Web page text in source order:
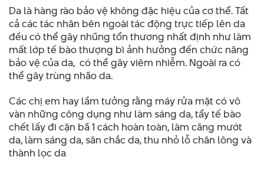
Da là hàng rào bảo vệ không đặc hiệu của cơ thể. Tất
cả các tác nhân bên ngoài tác động trực tiếp lên da
đều có thể gây nhũng tổn thương nhất định như làm
mất lớp tế bào thượng bì ảnh hưởng đến chức năng
bảo vệ của da, có thể gây viêm nhiễm. Ngoài ra có
thể gây trùng nhão da.
Các chị em hay lầm tưởng rằng máy rửa mặt có vô
vàn những công dụng như làm sáng da, tẩy tế bào
chết lấy đi cặn bã 1 cách hoàn toàn, làm căng mướt
da, làm sáng da, săn chắc da, thu nhỏ lỗ chân lông và
thành lọc da